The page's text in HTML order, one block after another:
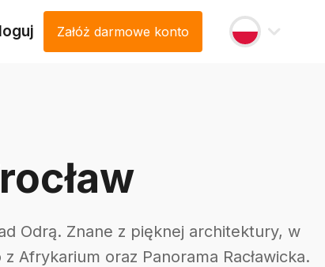
Załóż darmowe konto
Odrą. Znane z pięknej architektury, w
Afrykarium oraz Panorama Racławicka.